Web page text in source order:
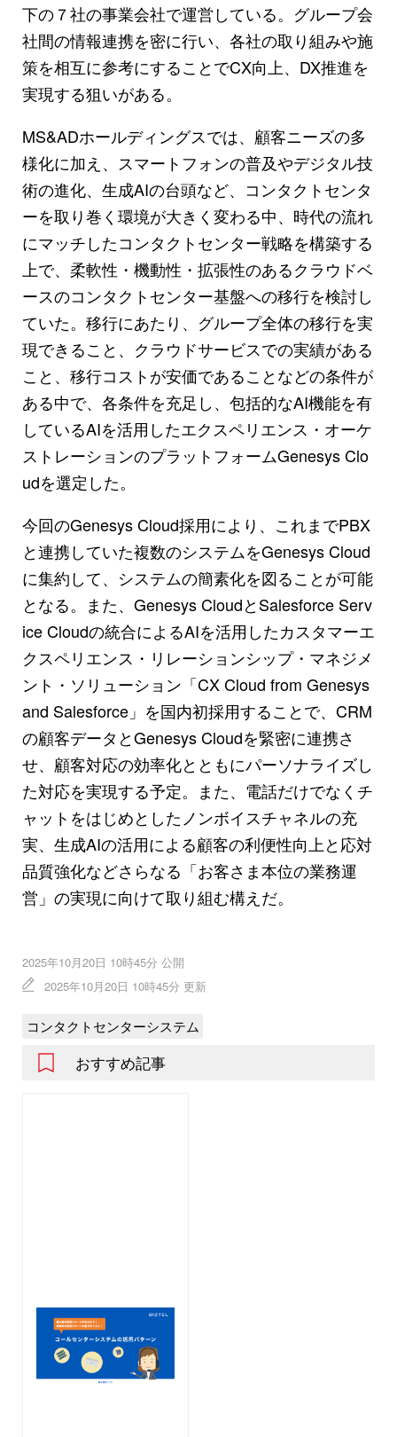
下の７社の事業会社で運営している。グループ会
社間の情報連携を密に行い、各社の取り組みや施
策を相互に参考にすることでCX向上、DX推進を
実現する狙いがある。
MS&ADホールディングスでは、顧客ニーズの多
様化に加え、スマートフォンの普及やデジタル技
術の進化、生成AIの台頭など、コンタクトセンタ
ーを取り巻く環境が大きく変わる中、時代の流れ
にマッチしたコンタクトセンター戦略を構築する
上で、柔軟性・機動性・拡張性のあるクラウドベ
ースのコンタクトセンター基盤への移行を検討し
ていた。移行にあたり、グループ全体の移行を実
現できること、クラウドサービスでの実績がある
こと、移行コストが安価であることなどの条件が
ある中で、各条件を充足し、包括的なAI機能を有
しているAIを活用したエクスペリエンス・オーケ
ストレーションのプラットフォームGenesys Clo
udを選定した。
今回のGenesys Cloud採用により、これまでPBX
と連携していた複数のシステムをGenesys Cloud
に集約して、システムの簡素化を図ることが可能
となる。また、Genesys CloudとSalesforce Serv
ice Cloudの統合によるAIを活用したカスタマーエ
クスペリエンス・リレーションシップ・マネジメ
ント・ソリューション「CX Cloud from Genesys
and Salesforce」を国内初採用することで、CRM
の顧客データとGenesys Cloudを緊密に連携さ
せ、顧客対応の効率化とともにパーソナライズし
た対応を実現する予定。また、電話だけでなくチ
ャットをはじめとしたノンボイスチャネルの充
実、生成AIの活用による顧客の利便性向上と応対
品質強化などさらなる「お客さま本位の業務運
営」の実現に向けて取り組む構えだ。
2025年10月20日 10時45分 公開
2025年10月20日 10時45分 更新
コンタクトセンターシステム
おすすめ記事